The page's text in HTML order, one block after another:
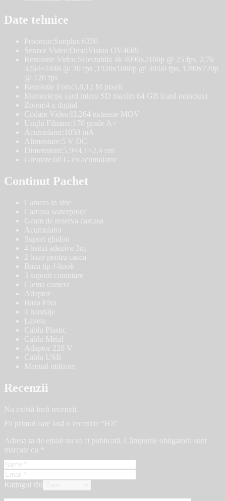
Date tehnice
Procesor:Sunplus 6350
Senzor Video:OmniVision OV4689
Rezolutie Video:Selectabila 4k 4096x2160p @ 25 fps, 2.7k
3264×2448 @ 30 fps ,1920x1080p @ 30/60 fps, 1280x720p
@ 120 fps
Rezolutie Foto:5,8,12 M pixeli
Memorie:pe card micro SD maxim 64 GB (card neinclus)
Zoom:4 x digital
Codare Video:H.264 extensie MOV
Unghi Filmare:170 grade A+
Acumulator:1050 mA
Alimentare:5 V DC
Dimensiuni:5.9×4.1×2.4 cm
Greutate:60 G cu acumulator
Continut Pachet
Camera in sine
Carcasa waterproof
Geam de rezerva carcasa
Acumulator
Suport ghidon
4 benzi adezive 3m
2 baze pentru casca
Baza tip J-hook
3 suporti comutare
Clema camera
Adaptor
Baza Fixa
4 bandaje
Laveta
Cablu Plastic
Cablu Metal
Adaptor 220 V
Cablu USB
Manual utilizare
Recenzii
Nu există încă recenzii.
Fii primul care lasă o recenzie “H3”
Adresa ta de email nu va fi publicată. Câmpurile obligatorii sunt
marcate cu
Ratingul tău